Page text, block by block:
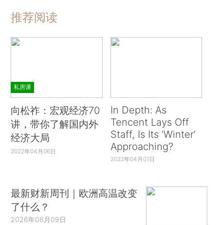
推荐阅读
私房课
向松祚：宏观经济70
讲，带你了解国内外
经济大局
2022年04月06日
In Depth: As
Tencent Lays Off
Staff, Is Its ‘Winter’
Approaching?
2022年04月01日
最新财新周刊｜欧洲高温改变
了什么？
2026年08月09日